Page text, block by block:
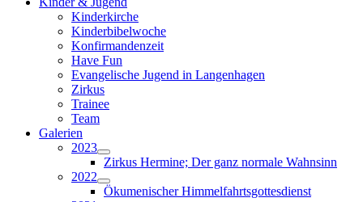
Kinderkirche
Kinderbibelwoche
Konfirmandenzeit
Have Fun
Evangelische Jugend in Langenhagen
Zirkus
Trainee
Team
Galerien
2023
Zirkus Hermine; Der ganz normale Wahnsinn
2022
Ökumenischer Himmelfahrtsgottesdienst